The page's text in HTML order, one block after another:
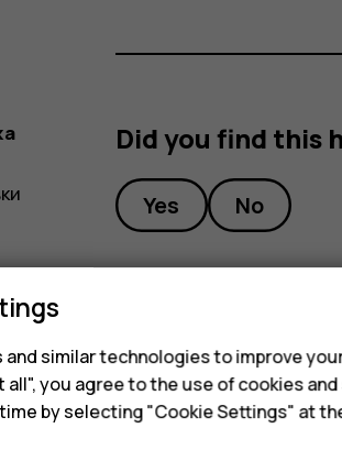
Did you find this
Yes No
and similar technologies to improve
all", you agree to the use of cookies
by selecting "Cookie Settings" at